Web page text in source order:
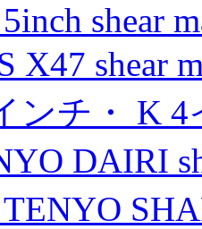
shear
X47 shear
ンチ・ K
DAIRI